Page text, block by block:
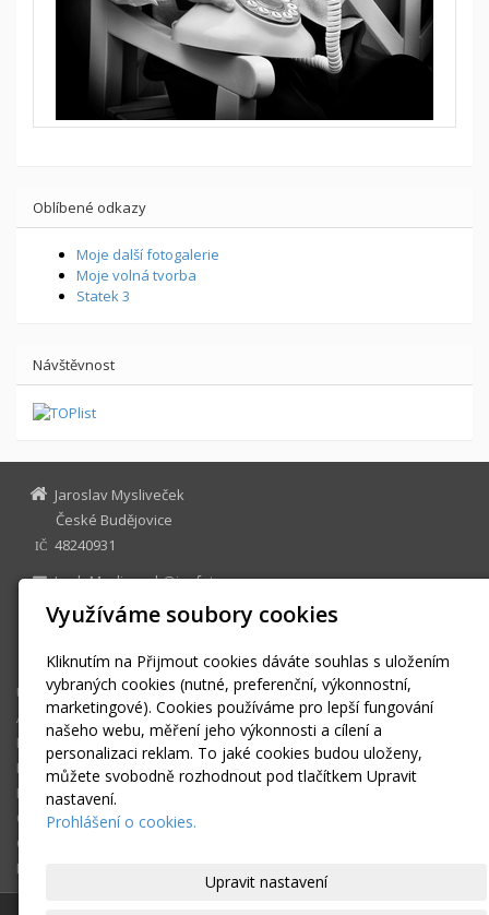
Oblíbené odkazy
Moje další fotogalerie
Moje volná tvorba
Statek 3
Návštěvnost
Jaroslav Mysliveček
České Budějovice
IČ
48240931
JardaMyslivecek@jm-foto.cz
www.jm-foto.cz
facebook: JM-foto
+420 732 274 579
Úvodní stránka
Akce a novinky
Fotogalerie
Reference
Facebook
O mně
Ceník
Rychlý kontakt
Využíváme soubory cookies
Kliknutím na Přijmout cookies dáváte souhlas s uložením
vybraných cookies (nutné, preferenční, výkonnostní,
marketingové). Cookies používáme pro lepší fungování
našeho webu, měření jeho výkonnosti a cílení a
personalizaci reklam. To jaké cookies budou uloženy,
můžete svobodně rozhodnout pod tlačítkem Upravit
nastavení.
Prohlášení o cookies.
Upravit nastavení